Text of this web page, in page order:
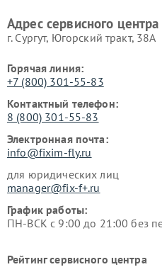
Адрес сервисного центра
г. Сургут, Югорский тракт, 38А
Горячая линия:
+7 (800) 301-55-83
Контактный телефон:
8 (800) 301-55-83
Электронная почта:
info@fixim-fly.ru
для юридических лиц
manager@fix-f+.ru
График работы:
ПН-ВСК с 9:00 до 21:00 без
Рейтинг сервисного центра